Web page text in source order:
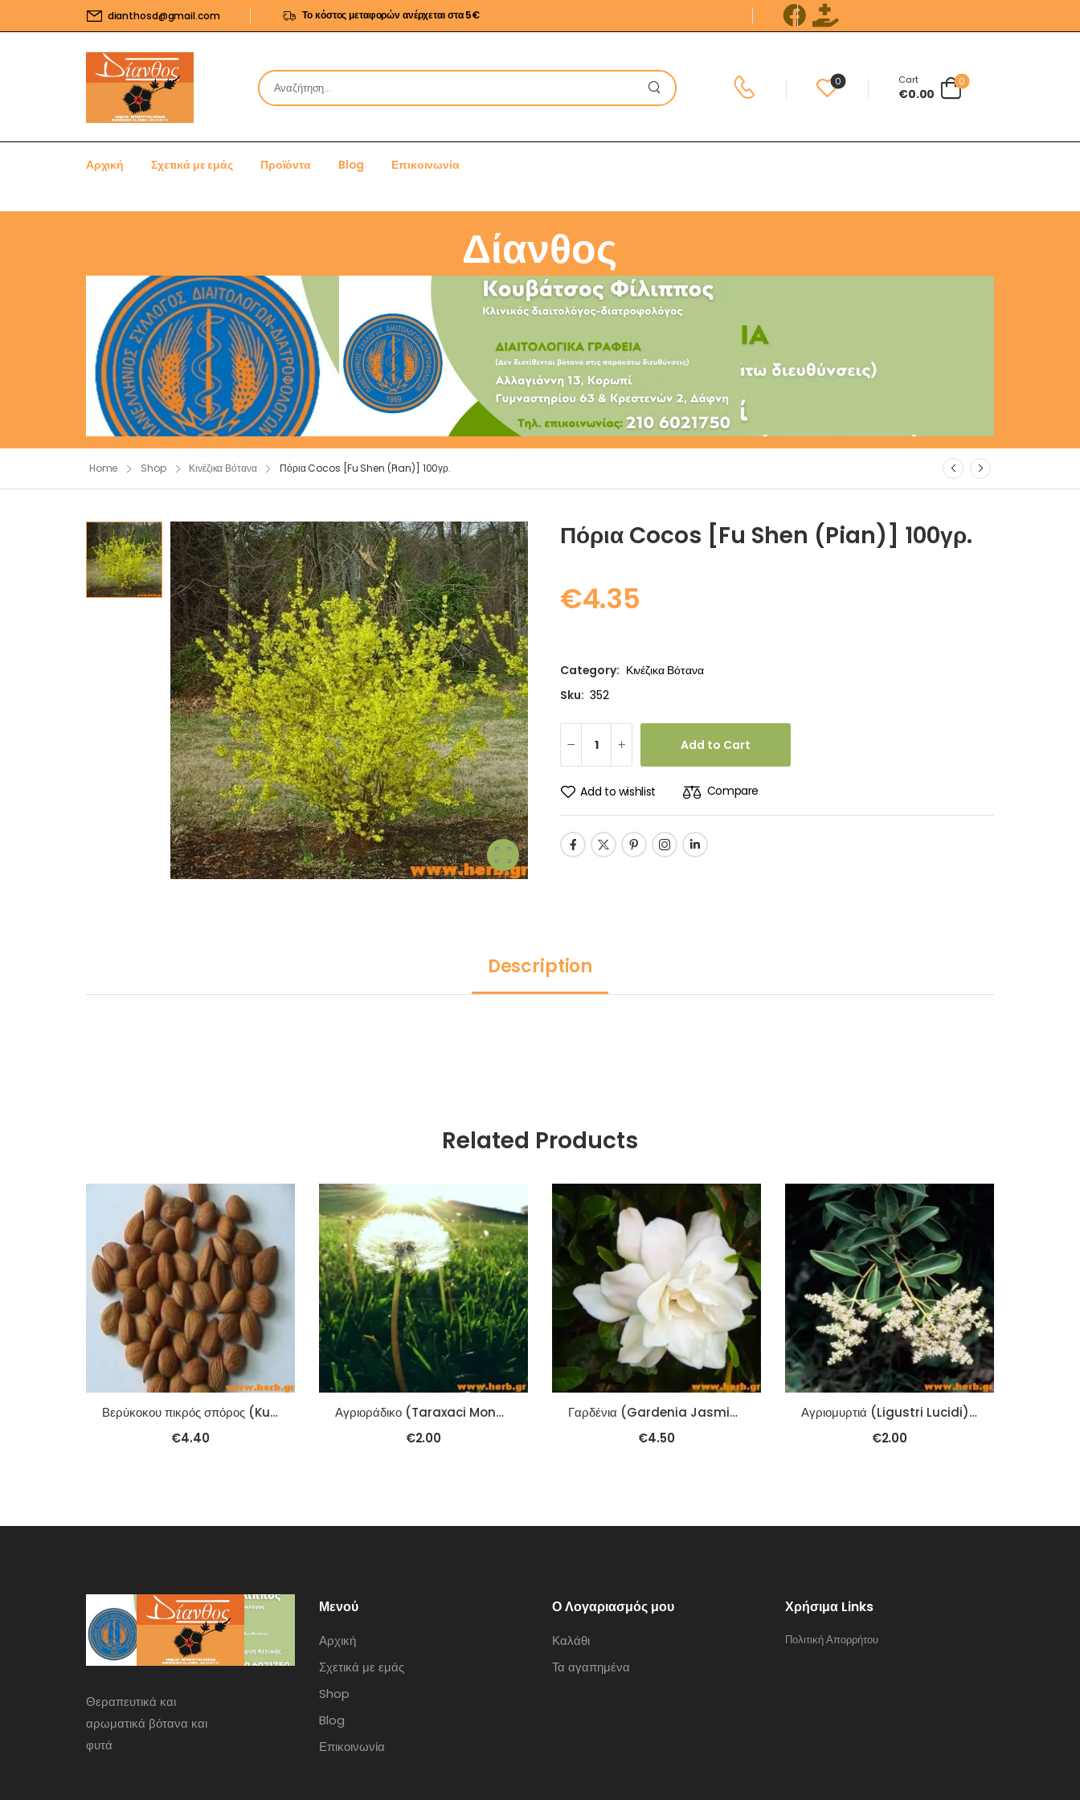
dianthosd@gmail.com Το κόστος μεταφορών ανέρχεται στα 5€
0 Cart
€0.00
0
Αρχική Σχετικά με εμάς Προϊόντα Blog Επικοινωνία
Δίανθος
Home Shop Κινέζικα Βότανα Πόρια Cocos [Fu Shen (Pian)] 100γρ.
Πόρια Cocos [Fu Shen (Pian)] 100γρ.
€4.35
Category: Κινέζικα Βότανα
Sku: 352
Add to Cart
Add to wishlist Compare
Description
Related Products
Βερύκοκου πικρός σπόρος (Ku Xing Ren) 100γρ.
€4.40
Αγριοράδικο (Taraxaci Mongolici) (Pu Gong Ying) 100γρ
€2.00
Γαρδένια (Gardenia Jasminoidis) (Zhi Zi) 100γρ.
€4.50
Αγριομυρτιά (Ligustri Lucidi) (Nu Zhen Zi) 100γρ
€2.00
Θεραπευτικά και
αρωματικά βότανα και
φυτά
Μενού
Αρχική
Σχετικά με εμάς
Shop
Blog
Επικοινωνία
Ο Λογαριασμός μου
Καλάθι
Τα αγαπημένα
Χρήσιμα Links
Πολιτική Απορρήτου